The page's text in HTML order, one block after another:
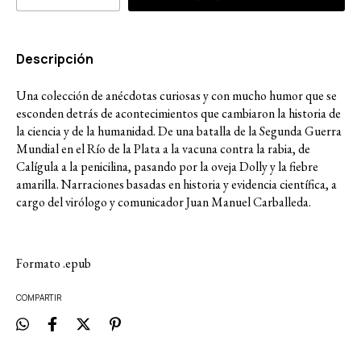
Descripción
Una colección de anécdotas curiosas y con mucho humor que se
esconden detrás de acontecimientos que cambiaron la historia de
la ciencia y de la humanidad. De una batalla de la Segunda Guerra
Mundial en el Río de la Plata a la vacuna contra la rabia, de
Calígula a la penicilina, pasando por la oveja Dolly y la fiebre
amarilla. Narraciones basadas en historia y evidencia científica, a
cargo del virólogo y comunicador Juan Manuel Carballeda.
Formato .epub
COMPARTIR